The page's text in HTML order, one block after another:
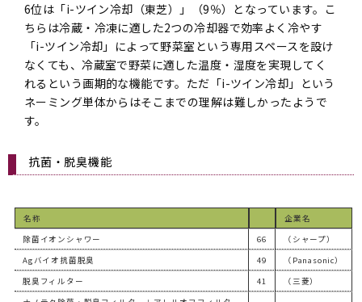
6位は「i-ツイン冷却（東芝）」（9％）となっています。こ
ちらは冷蔵・冷凍に適した2つの冷却器で効率よく冷やす
「i-ツイン冷却」によって野菜室という専用スペースを設け
なくても、冷蔵室で野菜に適した温度・湿度を実現してく
れるという画期的な機能です。ただ「i-ツイン冷却」という
ネーミング単体からはそこまでの理解は難しかったようで
す。
抗菌・脱臭機能
名称
企業名
除菌イオンシャワー
66
（シャープ）
Agバイオ抗菌脱臭
49
（Panasonic）
脱臭フィルター
41
（三菱）